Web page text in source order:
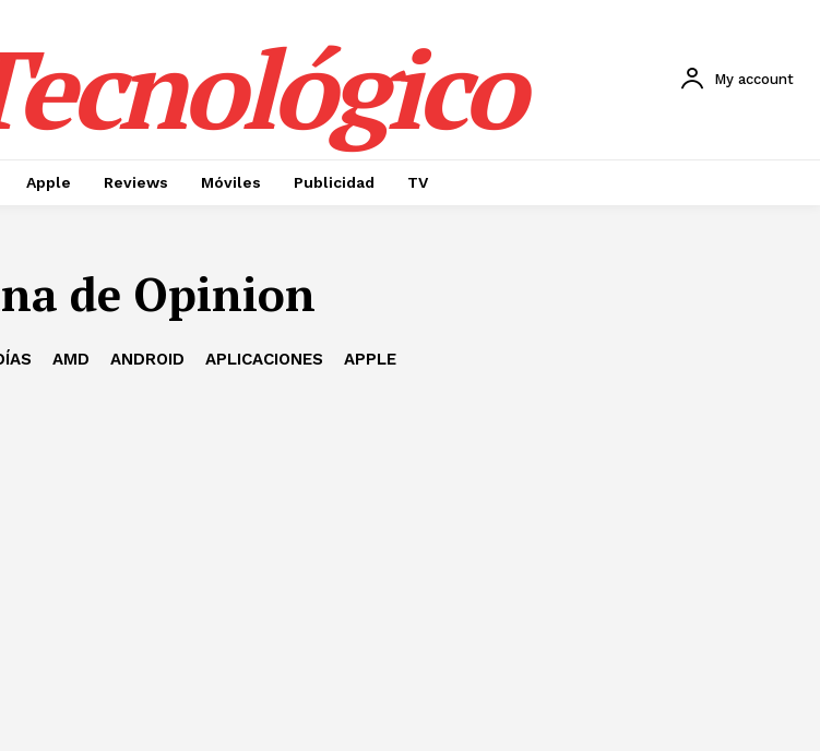
My account
Apple Reviews Móviles Publicidad TV
de Opinion
AMD ANDROID APLICACIONES APPLE